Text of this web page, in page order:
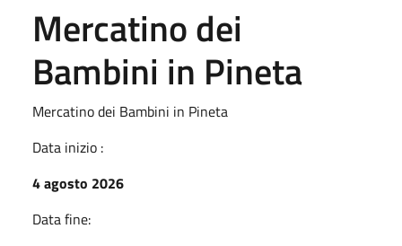
Mercatino dei
Bambini in Pineta
Mercatino dei Bambini in Pineta
Data inizio :
4 agosto 2026
Data fine: